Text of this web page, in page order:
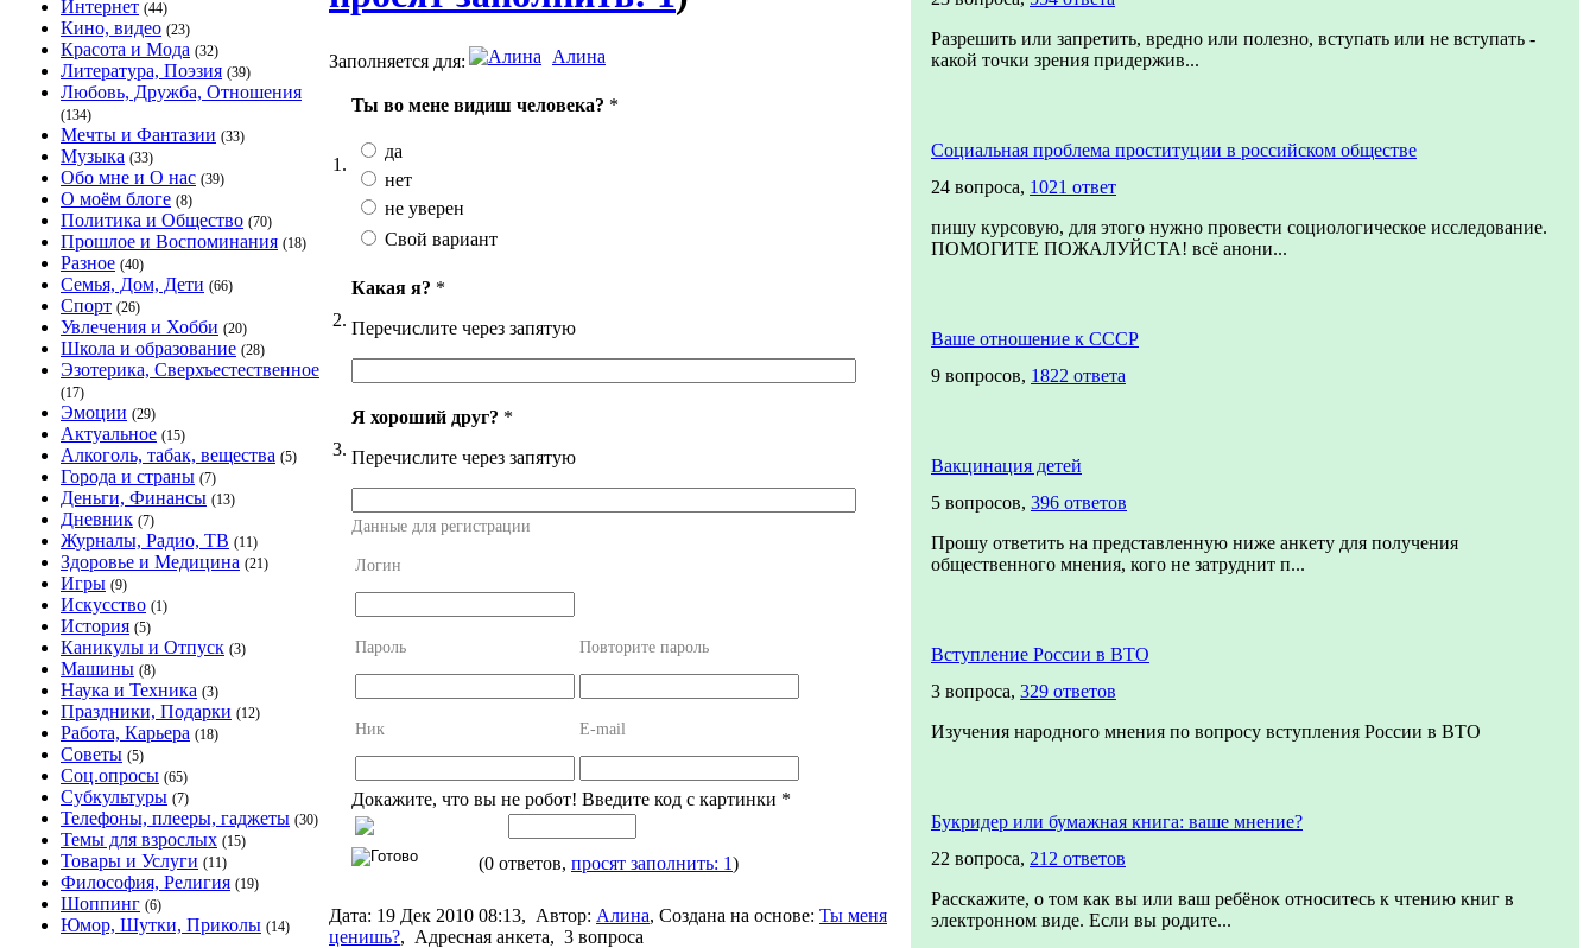
Интернет (44)
Кино, видео (23)
Красота и Мода (32)
Литература, Поэзия (39)
Любовь, Дружба, Отношения
(134)
Мечты и Фантазии (33)
Музыка (33)
Обо мне и О нас (39)
О моём блоге (8)
Политика и Общество (70)
Прошлое и Воспоминания (18)
Разное (40)
Семья, Дом, Дети (66)
Спорт (26)
Увлечения и Хобби (20)
Школа и образование (28)
Эзотерика, Сверхъестественное
(17)
Эмоции (29)
Актуальное (15)
Алкоголь, табак, вещества (5)
Города и страны (7)
Деньги, Финансы (13)
Дневник (7)
Журналы, Радио, ТВ (11)
Здоровье и Медицина (21)
Игры (9)
Искусство (1)
История (5)
Каникулы и Отпуск (3)
Машины (8)
Наука и Техника (3)
Праздники, Подарки (12)
Работа, Карьера (18)
Советы (5)
Соц.опросы (65)
Субкультуры (7)
Телефоны, плееры, гаджеты (30)
Темы для взрослых (15)
Товары и Услуги (11)
Философия, Религия (19)
Шоппинг (6)
Юмор, Шутки, Приколы (14)
Заполняется для: Алина
1.
Ты во мене видиш человека? *
да
нет
не уверен
Свой вариант
2.
Какая я? *
Перечислите через запятую
3.
Я хороший друг? *
Перечислите через запятую
Данные для регистрации
Логин
Пароль Повторите пароль
Ник E-mail
Докажите, что вы не робот! Введите код с картинки *
(0 ответов, просят заполнить: 1)
Дата: 19 Дек 2010 08:13, Автор: Алина, Создана на основе: Ты меня
ценишь?, Адресная анкета, 3 вопроса
Разрешить или запретить, вредно или полезно, вступать или не вступать -
какой точки зрения придержив...
Социальная проблема проституции в российском обществе
24 вопроса, 1021 ответ
пишу курсовую, для этого нужно провести социологическое исследование.
ПОМОГИТЕ ПОЖАЛУЙСТА! всё анони...
Ваше отношение к СССР
9 вопросов, 1822 ответа
Вакцинация детей
5 вопросов, 396 ответов
Прошу ответить на представленную ниже анкету для получения
общественного мнения, кого не затруднит п...
Вступление России в ВТО
3 вопроса, 329 ответов
Изучения народного мнения по вопросу вступления России в ВТО
Букридер или бумажная книга: ваше мнение?
22 вопроса, 212 ответов
Расскажите, о том как вы или ваш ребёнок относитесь к чтению книг в
электронном виде. Если вы родите...